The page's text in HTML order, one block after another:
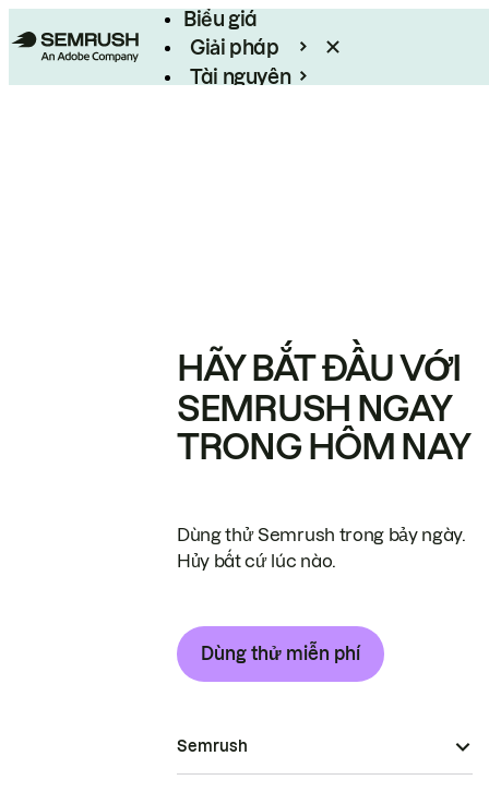
Biểu giá
Giải pháp
Tài nguyên
HÃY BẮT ĐẦU VỚI
SEMRUSH NGAY
TRONG HÔM NAY
Dùng thử Semrush trong bảy ngày.
Hủy bất cứ lúc nào.
Dùng thử miễn phí
Semrush